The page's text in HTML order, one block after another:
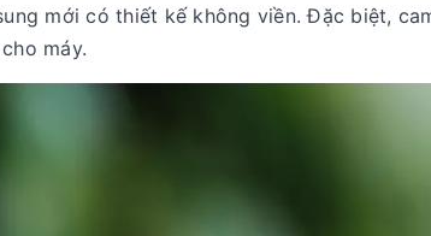
mới có thiết kế không viền. Đặc biệt,
máy.